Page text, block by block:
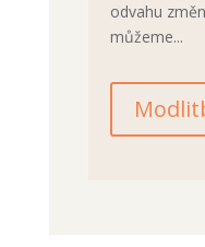
odvahu
můžeme...